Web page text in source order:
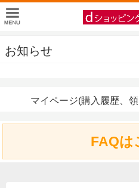
お知らせ
マイページ(購入履歴、
FAQは